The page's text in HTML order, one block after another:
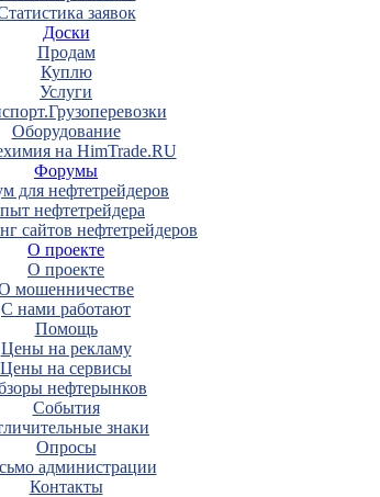
заявок
Доски
Продам
Куплю
Услуги
Оборудование
на HimTrade.RU
Форумы
для нефтетрейдеров
нефтетрейдера
сайтов нефтетрейдеров
О проекте
О проекте
мошенничестве
С нами работают
Помощь
Цены на рекламу
Цены на сервисы
нефтерынков
События
знаки
Опросы
администрации
Контакты